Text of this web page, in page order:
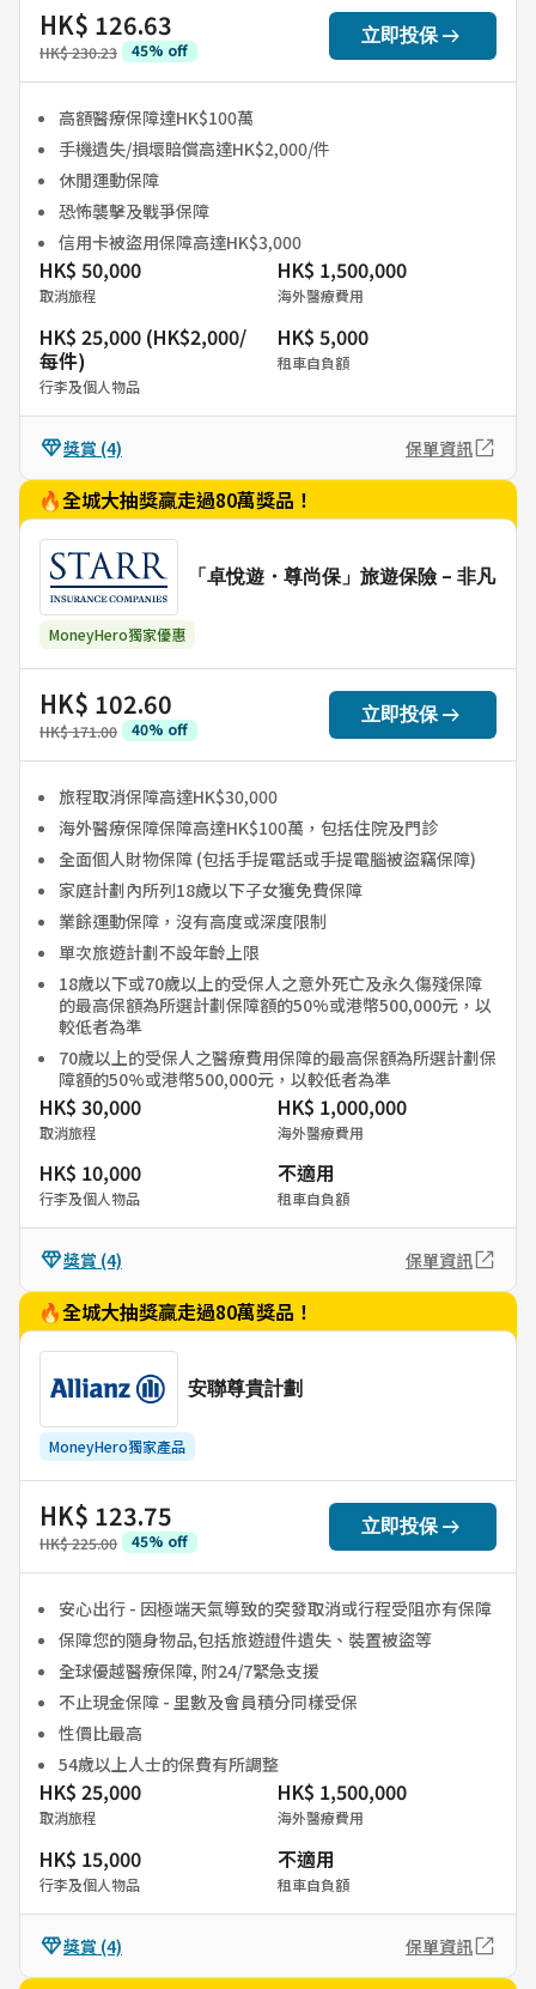
HK$ 126.63
HK$ 230.23 45% off
立即投保arrow_right_alt
高額醫療保障達HK$100萬
手機遺失/損壞賠償高達HK$2,000/件
休閒運動保障
恐怖襲擊及戰爭保障
信用卡被盜用保障高達HK$3,000
HK$ 50,000
取消旅程
HK$ 1,500,000
海外醫療費用
HK$ 25,000 (HK$2,000/
每件)
行李及個人物品
HK$ 5,000
租車自負額
獎賞 (4) 保單資訊
🔥全城大抽獎贏走過80萬獎品！
「卓悅遊・尊尚保」旅遊保險 - 非凡
MoneyHero獨家優惠
HK$ 102.60
HK$ 171.00 40% off
立即投保arrow_right_alt
旅程取消保障高達HK$30,000
海外醫療保障保障高達HK$100萬，包括住院及門診
全面個人財物保障 (包括手提電話或手提電腦被盜竊保障)
家庭計劃內所列18歲以下子女獲免費保障
業餘運動保障，沒有高度或深度限制
單次旅遊計劃不設年齡上限
18歲以下或70歲以上的受保人之意外死亡及永久傷殘保障
的最高保額為所選計劃保障額的50%或港幣500,000元，以
較低者為準
70歲以上的受保人之醫療費用保障的最高保額為所選計劃保
障額的50%或港幣500,000元，以較低者為準
HK$ 30,000
取消旅程
HK$ 1,000,000
海外醫療費用
HK$ 10,000
行李及個人物品
不適用
租車自負額
獎賞 (4) 保單資訊
🔥全城大抽獎贏走過80萬獎品！
安聯尊貴計劃
MoneyHero獨家產品
HK$ 123.75
HK$ 225.00 45% off
立即投保arrow_right_alt
安心出行 - 因極端天氣導致的突發取消或行程受阻亦有保障
保障您的隨身物品,包括旅遊證件遺失、裝置被盜等
全球優越醫療保障, 附24/7緊急支援
不止現金保障 - 里數及會員積分同樣受保
性價比最高
54歲以上人士的保費有所調整
HK$ 25,000
取消旅程
HK$ 1,500,000
海外醫療費用
HK$ 15,000
行李及個人物品
不適用
租車自負額
獎賞 (4) 保單資訊